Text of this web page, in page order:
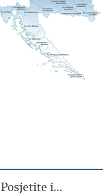
Posjetite i...